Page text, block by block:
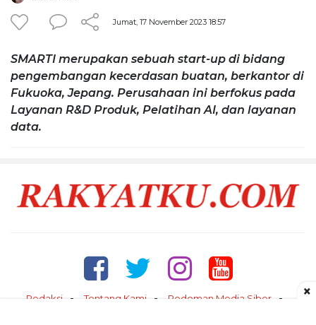
Jumat, 17 November 2023 18:57
SMARTI merupakan sebuah start-up di bidang
pengembangan kecerdasan buatan, berkantor di
Fukuoka, Jepang. Perusahaan ini berfokus pada
Layanan R&D Produk, Pelatihan AI, dan layanan
data.
Redaksi Tentang Kami
Pedoman Media Siber
×